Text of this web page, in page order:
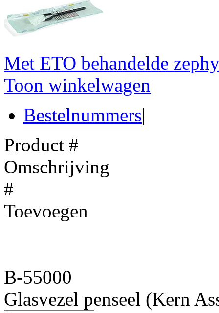
Met ETO behandelde
Toon winkelwagen
Bestelnummers|
Product #
Omschrijving
#
Toevoegen
B-55000
Glasvezel penseel (Kern